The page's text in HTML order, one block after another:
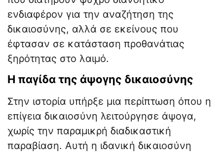
ενδιαφέρον για την αναζήτηση της
δικαιοσύνης, αλλά σε εκείνους που
έφτασαν σε κατάσταση προθανάτιας
ξηρότητας στο λαιμό.
Η παγίδα της άψογης δικαιοσύνης
Στην ιστορία υπήρξε μια περίπτωση όπου η
επίγεια δικαιοσύνη λειτούργησε άψογα,
χωρίς την παραμικρή διαδικαστική
παραβίαση. Αυτή η ιδανική δικαιοσύνη